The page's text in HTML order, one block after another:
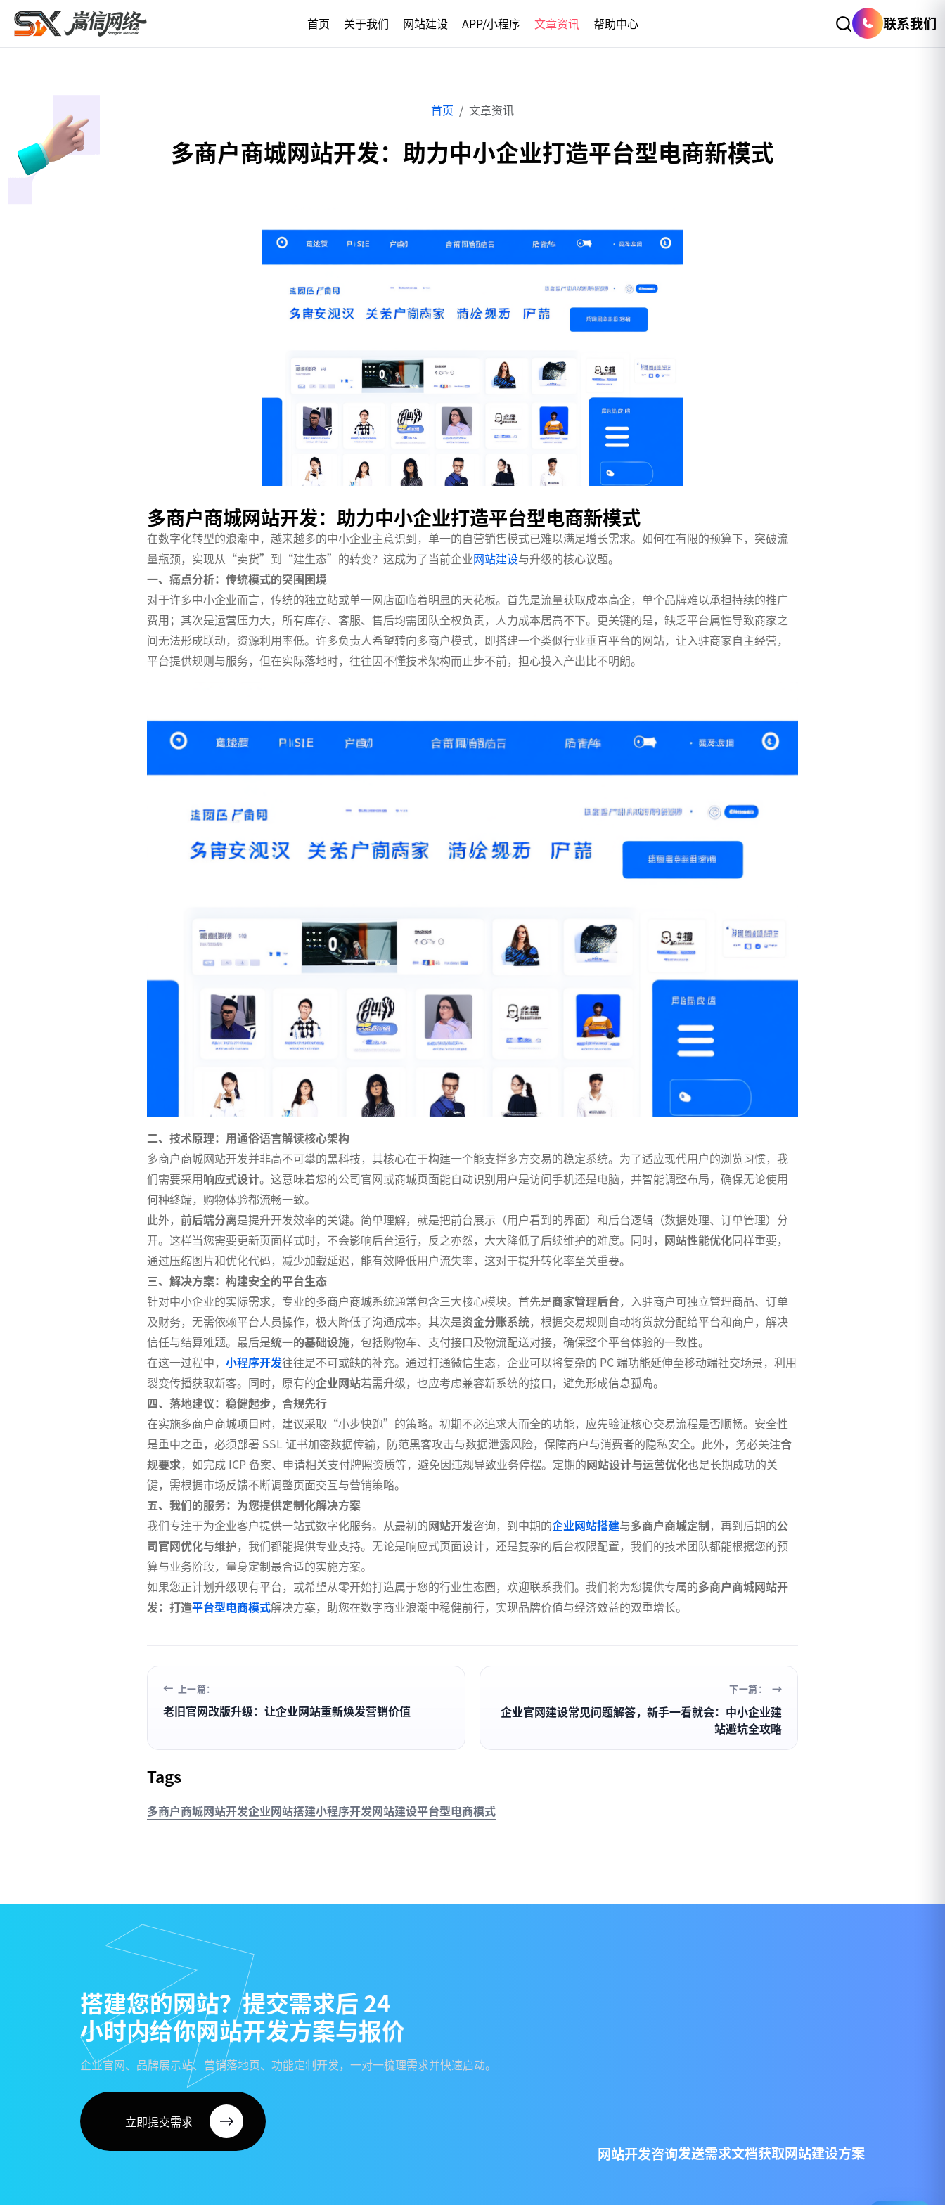
首页 关于我们 网站建设 APP/小程序 文章资讯 帮助中心 联系我们
首页 文章资讯
多商户商城网站开发：助力中小企业打造平台型电商新模式
多商户商城网站开发：助力中小企业打造平台型电商新模式
在数字化转型的浪潮中，越来越多的中小企业主意识到，单一的自营销售模式已难以满足增长需求。如何在有限的预算下，突破流
量瓶颈，实现从“卖货”到“建生态”的转变？这成为了当前企业网站建设与升级的核心议题。
一、痛点分析：传统模式的突围困境
对于许多中小企业而言，传统的独立站或单一网店面临着明显的天花板。首先是流量获取成本高企，单个品牌难以承担持续的推广
费用；其次是运营压力大，所有库存、客服、售后均需团队全权负责，人力成本居高不下。更关键的是，缺乏平台属性导致商家之
间无法形成联动，资源利用率低。许多负责人希望转向多商户模式，即搭建一个类似行业垂直平台的网站，让入驻商家自主经营，
平台提供规则与服务，但在实际落地时，往往因不懂技术架构而止步不前，担心投入产出比不明朗。
二、技术原理：用通俗语言解读核心架构
多商户商城网站开发并非高不可攀的黑科技，其核心在于构建一个能支撑多方交易的稳定系统。为了适应现代用户的浏览习惯，我
们需要采用响应式设计。这意味着您的公司官网或商城页面能自动识别用户是访问手机还是电脑，并智能调整布局，确保无论使用
何种终端，购物体验都流畅一致。
此外， 前后端分离是提升开发效率的关键。简单理解，就是把前台展示（用户看到的界面）和后台逻辑（数据处理、订单管理）分
开。这样当您需要更新页面样式时，不会影响后台运行，反之亦然，大大降低了后续维护的难度。同时， 网站性能优化同样重要，
通过压缩图片和优化代码，减少加载延迟，能有效降低用户流失率，这对于提升转化率至关重要。
三、解决方案：构建安全的平台生态
针对中小企业的实际需求，专业的多商户商城系统通常包含三大核心模块。首先是商家管理后台，入驻商户可独立管理商品、订单
及财务，无需依赖平台人员操作，极大降低了沟通成本。其次是资金分账系统，根据交易规则自动将货款分配给平台和商户，解决
信任与结算难题。最后是统一的基础设施，包括购物车、支付接口及物流配送对接，确保整个平台体验的一致性。
在这一过程中， 小程序开发往往是不可或缺的补充。通过打通微信生态，企业可以将复杂的 PC 端功能延伸至移动端社交场景，利用
裂变传播获取新客。同时，原有的企业网站若需升级，也应考虑兼容新系统的接口，避免形成信息孤岛。
四、落地建议：稳健起步，合规先行
在实施多商户商城项目时，建议采取“小步快跑”的策略。初期不必追求大而全的功能，应先验证核心交易流程是否顺畅。安全性
是重中之重，必须部署 SSL 证书加密数据传输，防范黑客攻击与数据泄露风险，保障商户与消费者的隐私安全。此外，务必关注合
规要求，如完成 ICP 备案、申请相关支付牌照资质等，避免因违规导致业务停摆。定期的网站设计与运营优化也是长期成功的关
键，需根据市场反馈不断调整页面交互与营销策略。
五、我们的服务：为您提供定制化解决方案
我们专注于为企业客户提供一站式数字化服务。从最初的网站开发咨询，到中期的企业网站搭建与多商户商城定制，再到后期的公
司官网优化与维护，我们都能提供专业支持。无论是响应式页面设计，还是复杂的后台权限配置，我们的技术团队都能根据您的预
算与业务阶段，量身定制最合适的实施方案。
如果您正计划升级现有平台，或希望从零开始打造属于您的行业生态圈，欢迎联系我们。我们将为您提供专属的多商户商城网站开
发：打造平台型电商模式解决方案，助您在数字商业浪潮中稳健前行，实现品牌价值与经济效益的双重增长。
上一篇：
老旧官网改版升级：让企业网站重新焕发营销价值
下一篇：
企业官网建设常见问题解答，新手一看就会：中小企业建
站避坑全攻略
Tags
多商户商城网站开发企业网站搭建小程序开发网站建设平台型电商模式
搭建您的网站？提交需求后24
小时内给你网站开发方案与报价
企业官网、品牌展示站、营销落地页、功能定制开发，一对一梳理需求并快速启动。
立即提交需求
网站开发咨询发送需求文档获取网站建设方案